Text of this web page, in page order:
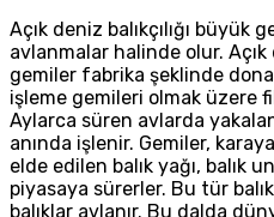
Açık deniz balıkçılığı büyük
avlanmalar halinde olur. Açık
gemiler fabrika şeklinde
işleme gemileri olmak üzere
Aylarca süren avlarda
anında işlenir. Gemiler,
elde edilen balık yağı, balık
piyasaya sürerler. Bu tür
balıklar avlanır. Bu dalda